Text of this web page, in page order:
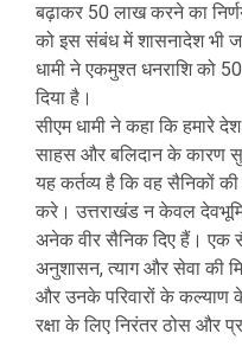
बढ़ाकर 50 लाख करने का
को इस संबंध में शासनादेश भी
धामी ने एकमुश्त धनराशि को
दिया है।
सीएम धामी ने कहा कि हमारे
साहस और बलिदान के कारण
यह कर्तव्य है कि वह सैनिकों
करे। उत्तराखंड न केवल
अनेक वीर सैनिक दिए हैं। एक
अनुशासन, त्याग और सेवा की
और उनके परिवारों के कल्याण
रक्षा के लिए निरंतर ठोस और